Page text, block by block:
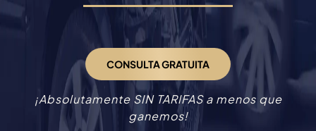
CONSULTA GRATUITA
¡Absolutamente SIN TARIFAS a menos que
ganemos!